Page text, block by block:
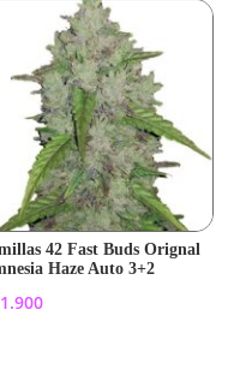
42 Fast Buds Orignal
Haze Auto 3+2